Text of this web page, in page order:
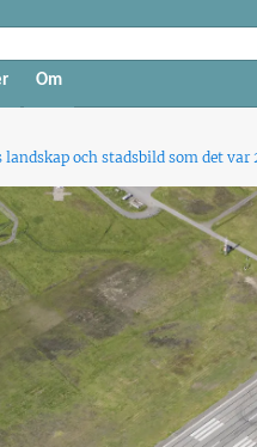
Om
och stadsbild som det var